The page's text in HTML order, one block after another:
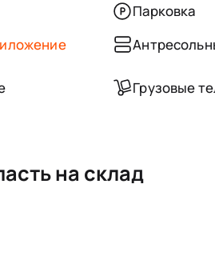
Парковка
Грузовые
на склад